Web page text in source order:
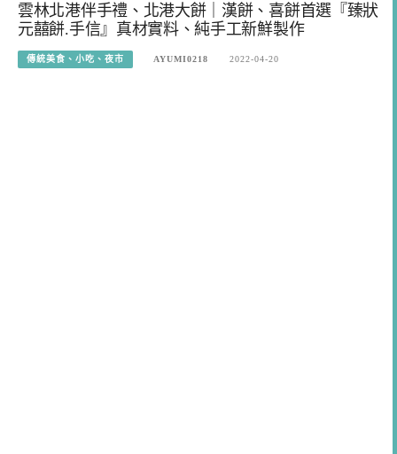
雲林北港伴手禮、北港大餅｜漢餅、喜餅首選『臻狀
元囍餅.手信』真材實料、純手工新鮮製作
傳統美食、小吃、夜市 AYUMI0218 2022-04-20